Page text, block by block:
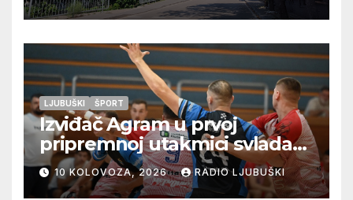
LJUBUŠKI ŠPORT
Izviđač Agram u prvoj
pripremnoj utakmici svladao
Metković Zalom 37:32
10 KOLOVOZA, 2026 RADIO LJUBUŠKI